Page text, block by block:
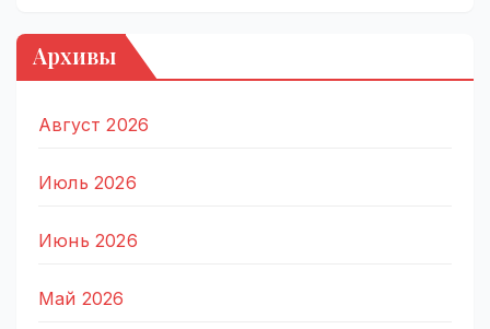
Архивы
Август 2026
Июль 2026
Июнь 2026
Май 2026